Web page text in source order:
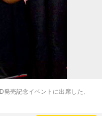
売記念イベントに出席した、